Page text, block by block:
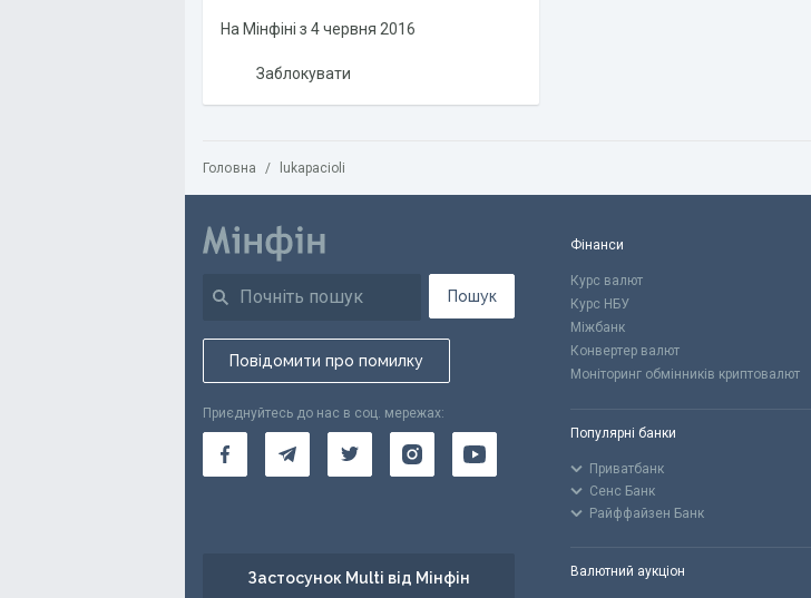
На Мінфіні з 4 червня 2016
Заблокувати
Головна / lukapacioli
Пошук
Повідомити про помилку
Приєднуйтесь до нас в соц. мережах:
Застосунок Multi від Мінфін
Фінанси
Курс валют
Курс НБУ
Міжбанк
Конвертер валют
Моніторинг обмінників криптовалют
Популярні банки
Приватбанк
Сенс Банк
Райффайзен Банк
Валютний аукціон